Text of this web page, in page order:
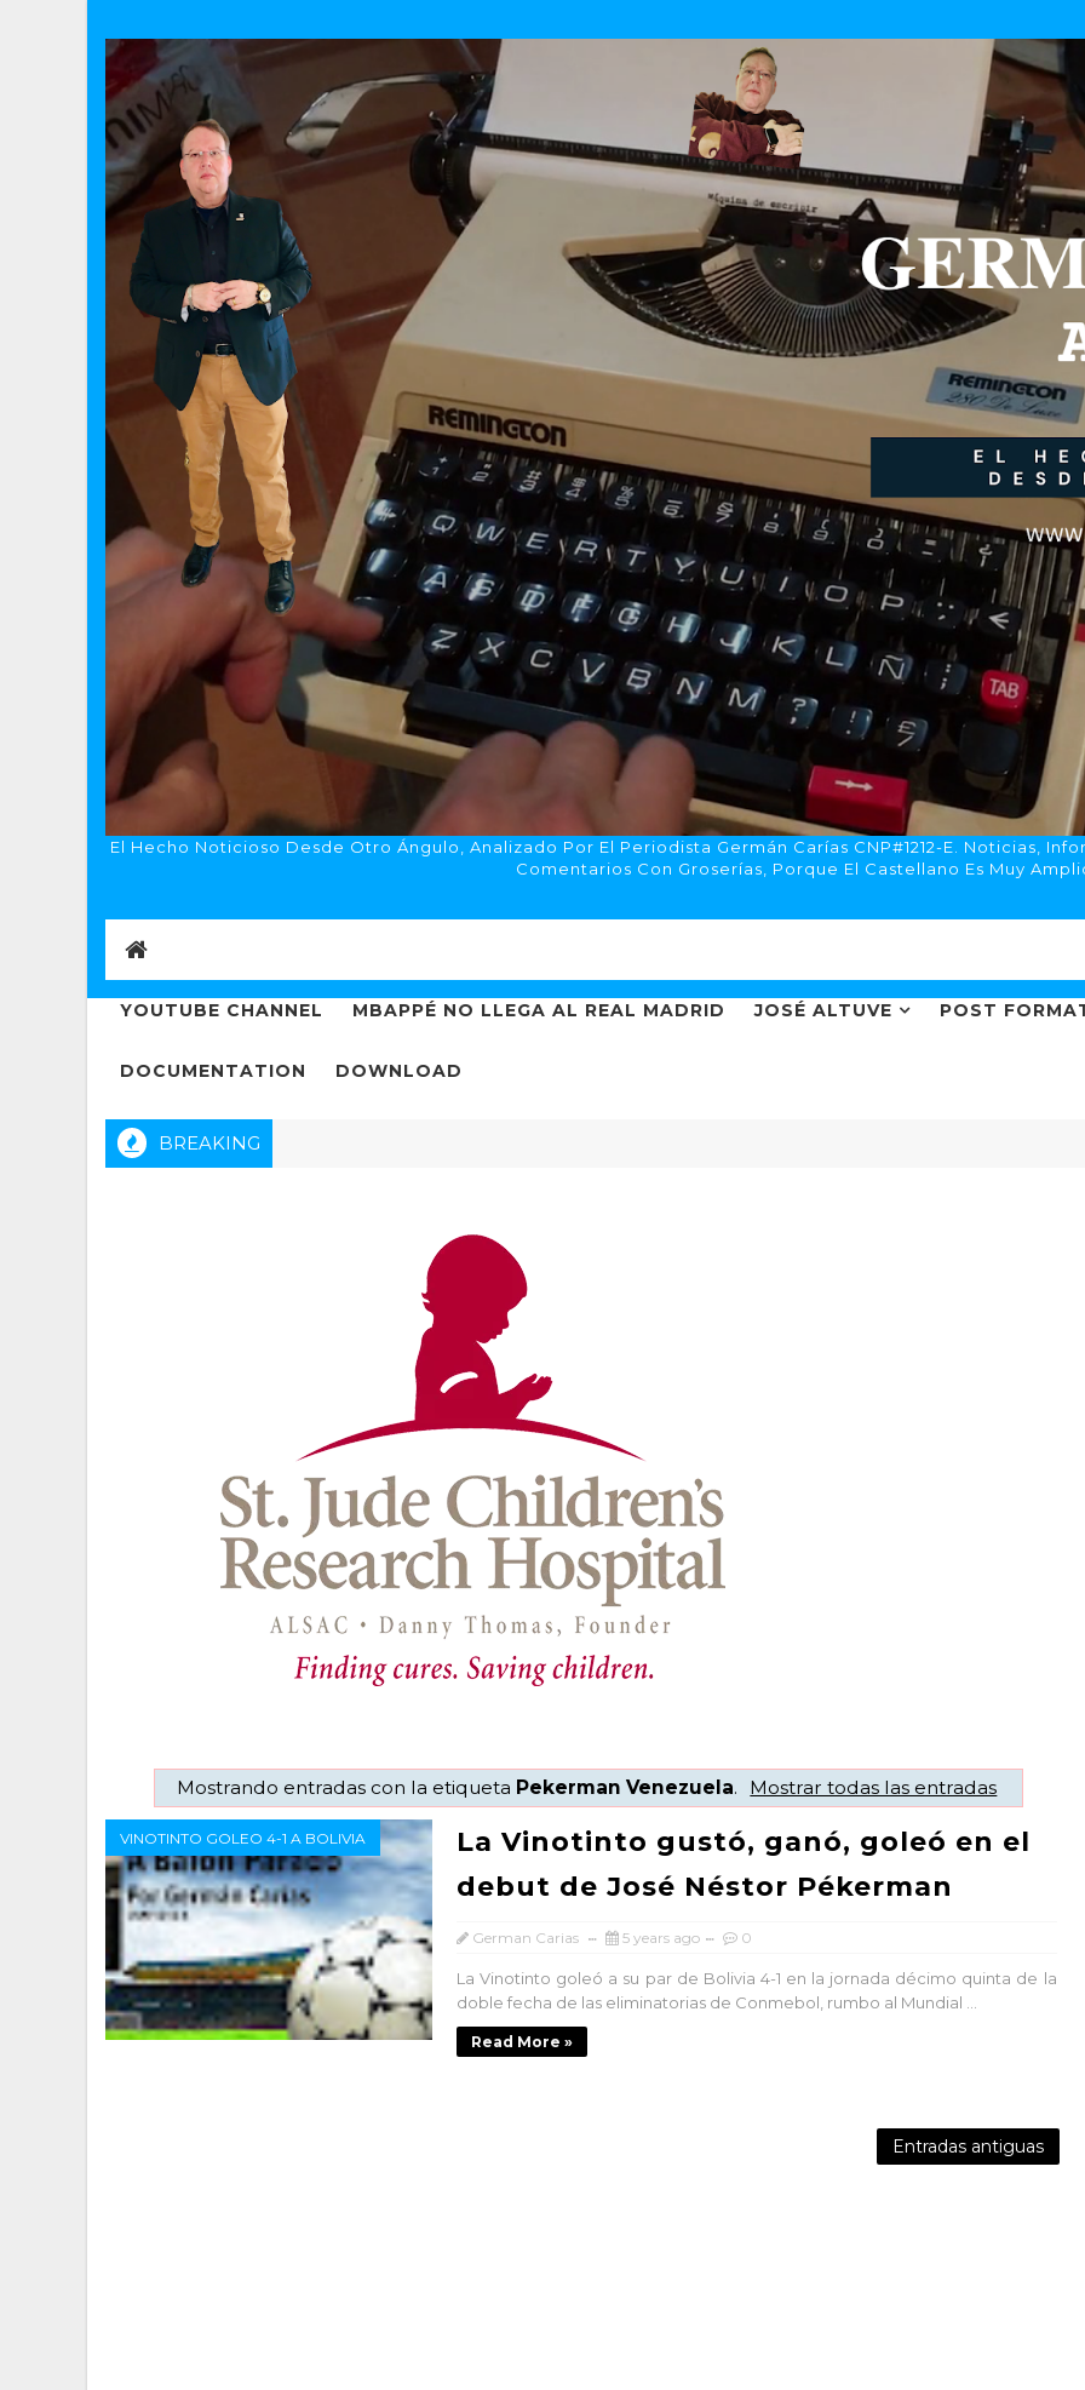
El Hecho Noticioso Desde Otro Ángulo, Analizado Por El Periodista Germán Carías CNP#1212-E. Noticias,
Comentarios Con Groserías, Porque El Castellano Es Muy
YOUTUBE CHANNEL MBAPPÉ NO LLEGA AL REAL MADRID JOSÉ ALTUVE POST
DOCUMENTATION DOWNLOAD
BREAKING
Mostrando entradas con la etiqueta Pekerman Venezuela. Mostrar todas las entradas
VINOTINTO GOLEO 4-1 A BOLIVIA
La Vinotinto gustó, ganó, goleó en el
debut de José Néstor Pékerman
German Carias 5 years ago 0
La Vinotinto goleó a su par de Bolivia 4-1 en la jornada décimo quinta de la
doble fecha de las eliminatorias de Conmebol, rumbo al Mundial ...
Read More »
Entradas antiguas